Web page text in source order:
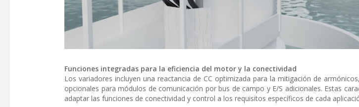
Funciones integradas para la eficiencia del motor y la conectividad
Los variadores incluyen una reactancia de CC optimizada para la mitigación de
opcionales para módulos de comunicación por bus de campo y E/S adicionales. Estas
adaptar las funciones de conectividad y control a los requisitos específicos de cada